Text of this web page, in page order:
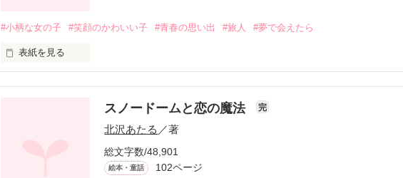
#小柄な女の子 #笑顔のかわいい子 #青春の思い出 #旅人 #夢で会えたら
表紙を見る
ぼくのことは覚えているかな？
いつかまた会えるかな？
好きだったよ　さっちゃん。
スノードームと恋の魔法 完
北沢あたる ／著
総文字数/48,901
絵本・童話 102ページ